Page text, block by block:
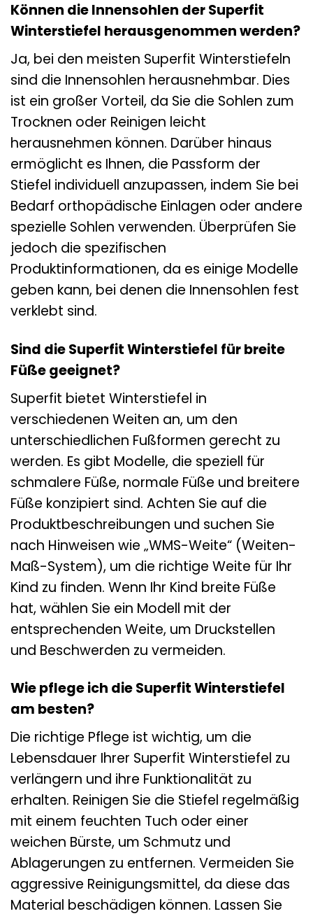
Können die Innensohlen der Superfit
Winterstiefel herausgenommen werden?
Ja, bei den meisten Superfit Winterstiefeln
sind die Innensohlen herausnehmbar. Dies
ist ein großer Vorteil, da Sie die Sohlen zum
Trocknen oder Reinigen leicht
herausnehmen können. Darüber hinaus
ermöglicht es Ihnen, die Passform der
Stiefel individuell anzupassen, indem Sie bei
Bedarf orthopädische Einlagen oder andere
spezielle Sohlen verwenden. Überprüfen Sie
jedoch die spezifischen
Produktinformationen, da es einige Modelle
geben kann, bei denen die Innensohlen fest
verklebt sind.
Sind die Superfit Winterstiefel für breite
Füße geeignet?
Superfit bietet Winterstiefel in
verschiedenen Weiten an, um den
unterschiedlichen Fußformen gerecht zu
werden. Es gibt Modelle, die speziell für
schmalere Füße, normale Füße und breitere
Füße konzipiert sind. Achten Sie auf die
Produktbeschreibungen und suchen Sie
nach Hinweisen wie „WMS-Weite“ (Weiten-
Maß-System), um die richtige Weite für Ihr
Kind zu finden. Wenn Ihr Kind breite Füße
hat, wählen Sie ein Modell mit der
entsprechenden Weite, um Druckstellen
und Beschwerden zu vermeiden.
Wie pflege ich die Superfit Winterstiefel
am besten?
Die richtige Pflege ist wichtig, um die
Lebensdauer Ihrer Superfit Winterstiefel zu
verlängern und ihre Funktionalität zu
erhalten. Reinigen Sie die Stiefel regelmäßig
mit einem feuchten Tuch oder einer
weichen Bürste, um Schmutz und
Ablagerungen zu entfernen. Vermeiden Sie
aggressive Reinigungsmittel, da diese das
Material beschädigen können. Lassen Sie